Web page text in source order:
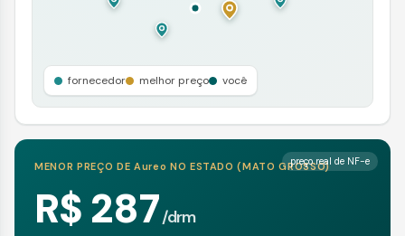
fornecedor melhor preço você
preço real de NF-e
MENOR PREÇO DE Aureo NO ESTADO (MATO GROSSO)
R$ 287/drm